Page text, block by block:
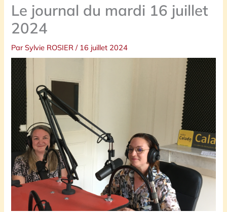
Le journal du mardi 16 juillet
2024
ParSylvie ROSIER/ 16 juillet 2024